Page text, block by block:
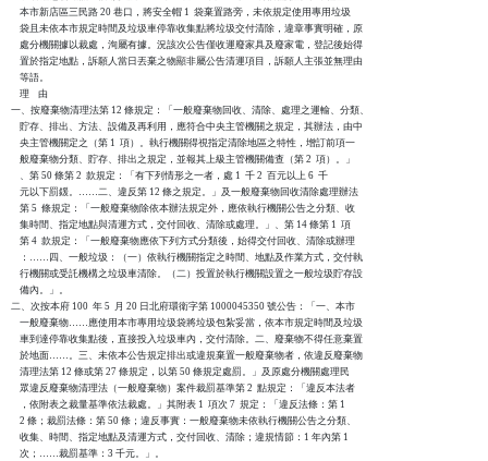
    本市新店區三民路 20 巷口，將安全帽 1  袋棄置路旁，未依規定使用專用垃圾
    袋且未依本市規定時間及垃圾車停靠收集點將垃圾交付清除，違章事實明確，原
    處分機關據以裁處，洵屬有據。況該次公告僅收運廢家具及廢家電，登記後始得
    置於指定地點，訴願人當日丟棄之物顯非屬公告清運項目，訴願人主張並無理由
    等語。
    理    由
一、按廢棄物清理法第 12 條規定：「一般廢棄物回收、清除、處理之運輸、分類、
    貯存、排出、方法、設備及再利用，應符合中央主管機關之規定，其辦法，由中
    央主管機關定之（第 1  項）。執行機關得視指定清除地區之特性，增訂前項一
    般廢棄物分類、貯存、排出之規定，並報其上級主管機關備查（第 2  項）。」
    、第 50 條第 2  款規定：「有下列情形之一者，處 1  千 2  百元以上 6  千
    元以下罰鍰。……二、違反第 12 條之規定。」及一般廢棄物回收清除處理辦法
    第 5  條規定：「一般廢棄物除依本辦法規定外，應依執行機關公告之分類、收
    集時間、指定地點與清運方式，交付回收、清除或處理。」、第 14 條第 1  項
    第 4  款規定：「一般廢棄物應依下列方式分類後，始得交付回收、清除或辦理
    ：……四、一般垃圾：（一）依執行機關指定之時間、地點及作業方式，交付執
    行機關或受託機構之垃圾車清除。（二）投置於執行機關設置之一般垃圾貯存設
    備內。」。
二、次按本府 100  年 5  月 20 日北府環衛字第 1000045350 號公告：「一、本市
    一般廢棄物……應使用本市專用垃圾袋將垃圾包紮妥當，依本市規定時間及垃圾
    車到達停靠收集點後，直接投入垃圾車內，交付清除。二、廢棄物不得任意棄置
    於地面……。三、未依本公告規定排出或違規棄置一般廢棄物者，依違反廢棄物
    清理法第 12 條或第 27 條規定，以第 50 條規定處罰。」及原處分機關處理民
    眾違反廢棄物清理法（一般廢棄物）案件裁罰基準第 2  點規定：「違反本法者
    ，依附表之裁量基準依法裁處。」其附表 1  項次 7  規定：「違反法條：第 1
    2 條；裁罰法條：第 50 條；違反事實：一般廢棄物未依執行機關公告之分類、
    收集、時間、指定地點及清運方式，交付回收、清除；違規情節：1 年內第 1
    次；……裁罰基準：3 千元。」。